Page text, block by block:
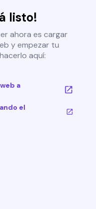
listo!
ahora es cargar
y empezar tu
aquí:
a
el